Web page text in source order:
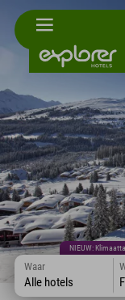
NIEUW:
Waar
Alle hotels